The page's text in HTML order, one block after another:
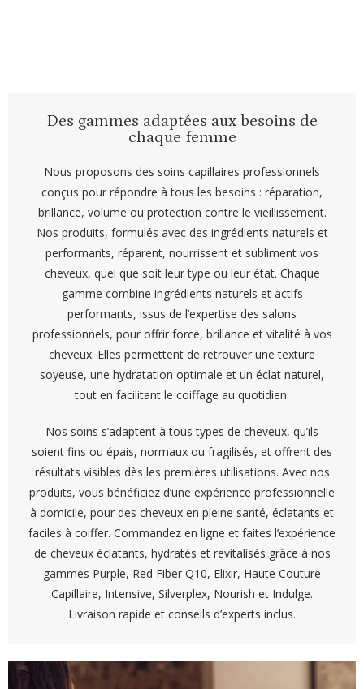
Des gammes adaptées aux besoins de
chaque femme
Nous proposons des soins capillaires professionnels
conçus pour répondre à tous les besoins : réparation,
brillance, volume ou protection contre le vieillissement.
Nos produits, formulés avec des ingrédients naturels et
performants, réparent, nourrissent et subliment vos
cheveux, quel que soit leur type ou leur état. Chaque
gamme combine ingrédients naturels et actifs
performants, issus de l’expertise des salons
professionnels, pour offrir force, brillance et vitalité à vos
cheveux. Elles permettent de retrouver une texture
soyeuse, une hydratation optimale et un éclat naturel,
tout en facilitant le coiffage au quotidien.
Nos soins s’adaptent à tous types de cheveux, qu’ils
soient fins ou épais, normaux ou fragilisés, et offrent des
résultats visibles dès les premières utilisations. Avec nos
produits, vous bénéficiez d’une expérience professionnelle
à domicile, pour des cheveux en pleine santé, éclatants et
faciles à coiffer. Commandez en ligne et faites l’expérience
de cheveux éclatants, hydratés et revitalisés grâce à nos
gammes Purple, Red Fiber Q10, Elixir, Haute Couture
Capillaire, Intensive, Silverplex, Nourish et Indulge.
Livraison rapide et conseils d’experts inclus.